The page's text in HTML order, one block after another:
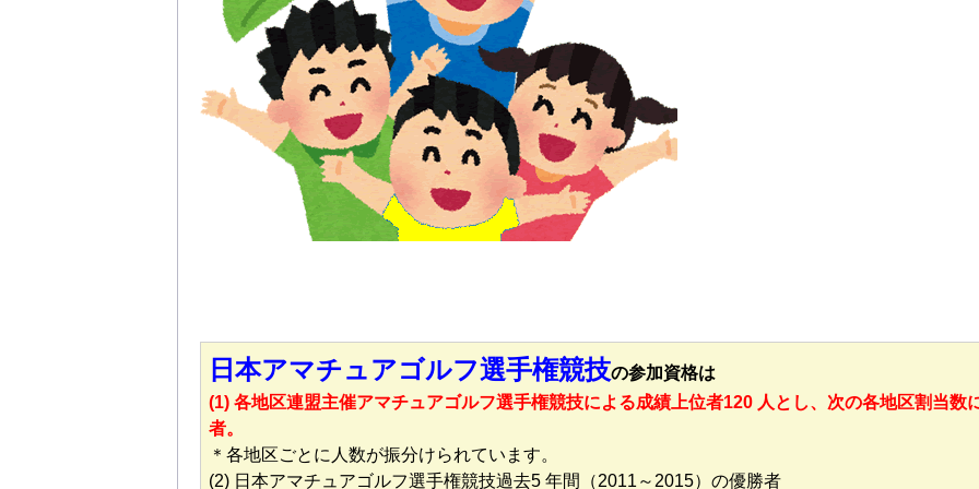
日本アマチュアゴルフ選手権競技の参加資格は
(1) 各地区連盟主催アマチュアゴルフ選手権競技による成績上位者120 人とし、次の各地区割当数
者。
＊各地区ごとに人数が振分けられています。
(2) 日本アマチュアゴルフ選手権競技過去5 年間（2011～2015）の優勝者